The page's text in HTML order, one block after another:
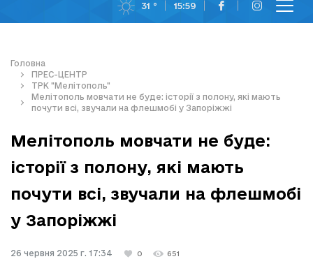
31 ° 15:59
Головна
ПРЕС-ЦЕНТР
ТРК "Мелітополь"
Мелітополь мовчати не буде: історії з полону, які мають
почути всі, звучали на флешмобі у Запоріжжі
Мелітополь мовчати не буде:
історії з полону, які мають
почути всі, звучали на флешмобі
у Запоріжжі
26 червня 2025 г. 17:34 0 651